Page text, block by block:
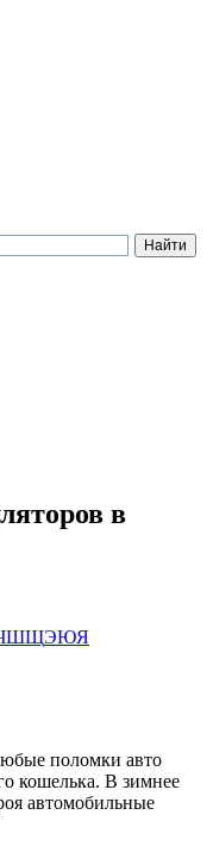
в
ШЩЭЮЯ
поломки авто
кошелька. В зимнее
автомобильные